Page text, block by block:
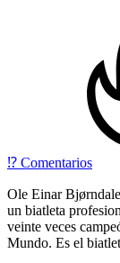
⁉️ Comentarios
Ole Einar
un biatleta
veinte veces
Mundo. Es el